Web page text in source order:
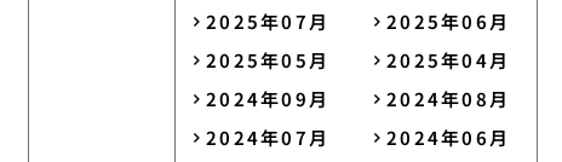
2025年07月
2025年06月
2025年05月
2025年04月
2024年09月
2024年08月
2024年07月
2024年06月